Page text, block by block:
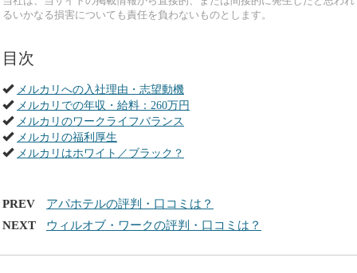
るいかなる損害についても責任を負わないものとします。
目次
メルカリへの入社理由・志望動機
メルカリでの年収・給料：260万円
メルカリのワークライフバランス
メルカリの福利厚生
メルカリはホワイト／ブラック？
PREV
アパホテルの評判・口コミは？
NEXT
ウィルオブ・ワークの評判・口コミは？